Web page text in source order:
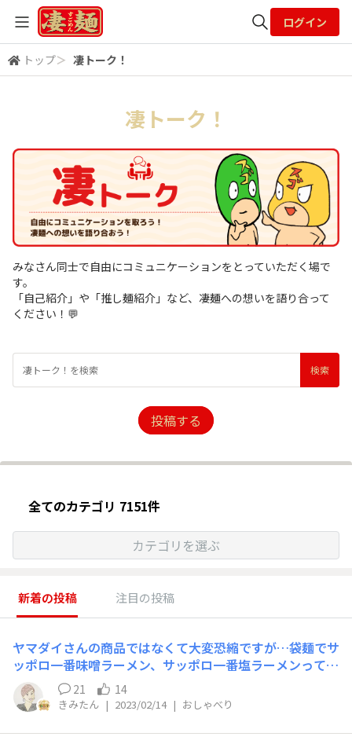
全体検索
ログイン
トップ＞ 凄トーク！
凄トーク！
みなさん同士で自由にコミュニケーションをとっていただく場で
す。
「自己紹介」や「推し麺紹介」など、凄麺への想いを語り合って
ください！💬
投稿する
全てのカテゴリ 7151件
カテゴリを選ぶ
新着の投稿 注目の投稿
ヤマダイさんの商品ではなくて大変恐縮ですが…袋麺でサ
ッポロ一番味噌ラーメン、サッポロ一番塩ラーメンってあ
りますよね。 私…この2つをミックスして食べたことがあ
ります…。 何故そんなことをしたかというと、すんごく
お腹が空いていたから。 普通なら味噌ラーメンOR塩ラー
メンを2袋分、同じ種類で作ればいいじゃんと思うと思い
21 14
きみたん | 2023/02/14 | おしゃべり